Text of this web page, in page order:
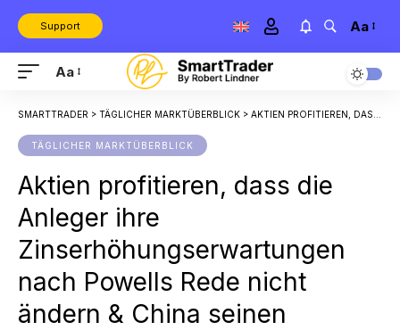
Support Aa
Aa
SMARTTRADER > TÄGLICHER MARKTÜBERBLICK > AKTIEN PROFITIEREN, DASS DIE ANLEGER IHRE ZINSERHÖHUNGSERWARTUNGEN NACH POWELLS REDE NICHT ÄNDERN & CHINA SEINEN AKTIENMARKT MIT MASSNAHMEN STÜTZT
TÄGLICHER MARKTÜBERBLICK
Aktien profitieren, dass die
Anleger ihre
Zinserhöhungserwartungen
nach Powells Rede nicht
ändern & China seinen